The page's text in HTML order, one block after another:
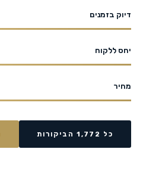
דיוק בזמנים
יחס ללקוח
מחיר
כל 1,772 הביקורות